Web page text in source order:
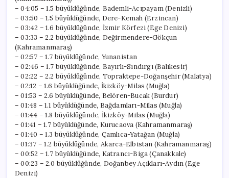
– 04:05 – 1.5 büyüklüğünde, Bademli-Acıpayam (Denizli)
– 03:50 – 1.5 büyüklüğünde, Dere-Kemah (Erzincan)
– 03:42 – 1.6 büyüklüğünde, İzmir Körfezi (Ege Denizi)
– 03:33 – 2.2 büyüklüğünde, Değirmendere-Gökçun
(Kahramanmaraş)
– 02:57 – 1.7 büyüklüğünde, Yunanistan
– 02:46 – 1.7 büyüklüğünde, Bayırlı-Sındırgı (Balıkesir)
– 02:22 – 2.2 büyüklüğünde, Topraktepe-Doğanşehir (Malatya)
– 02:12 – 1.6 büyüklüğünde, İkizköy-Milas (Muğla)
– 01:53 – 2.6 büyüklüğünde, Belören-Bucak (Burdur)
– 01:48 – 1.1 büyüklüğünde, Bağdamları-Milas (Muğla)
– 01:44 – 1.8 büyüklüğünde, İkizköy-Milas (Muğla)
– 01:41 – 1.7 büyüklüğünde, Kurucaova (Kahramanmaraş)
– 01:40 – 1.3 büyüklüğünde, Çamlıca-Yatağan (Muğla)
– 01:37 – 1.2 büyüklüğünde, Akarca-Elbistan (Kahramanmaraş)
– 00:52 – 1.7 büyüklüğünde, Katrancı-Biga (Çanakkale)
– 00:23 – 2.0 büyüklüğünde, Doğanbey Açıkları-Aydın (Ege
Denizi)